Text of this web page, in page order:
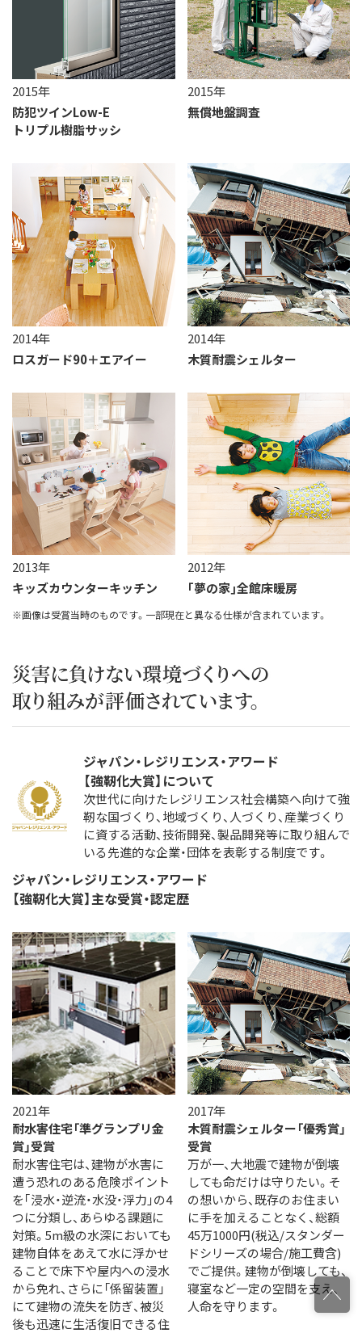
2015年
防犯ツインLow-E
トリプル樹脂サッシ
2015年
無償地盤調査
2014年
ロスガード90＋エアイー
2014年
木質耐震シェルター
2013年
キッズカウンターキッチン
2012年
｢夢の家｣全館床暖房
※画像は受賞当時のものです。一部現在と異なる仕様が含まれています。
ジャパン・レジリエンス・アワード
【強靭化大賞】について
次世代に向けたレジリエンス社会構築へ向けて強
靭な国づくり、地域づくり、人づくり、産業づくり
に資する活動、技術開発、製品開発等に取り組んで
いる先進的な企業・団体を表彰する制度です。
ジャパン・レジリエンス・アワード
【強靭化大賞】主な受賞・認定歴
2021年​
耐水害住宅「準グランプリ金
賞」受賞​
耐水害住宅は、建物が水害に
遭う恐れのある危険ポイント
を｢浸水・逆流・水没・浮力｣の4
つに分類し、あらゆる課題に
対策。5m級の水深においても
建物自体をあえて水に浮かせ
ることで床下や屋内への浸水
から免れ、さらに「係留装置」
にて建物の流失を防ぎ、被災
後も迅速に生活復旧できる住
2017年
木質耐震シェルター「優秀賞」
受賞
万が一、大地震で建物が倒壊
しても命だけは守りたい。そ
の想いから、既存のお住まい
に手を加えることなく、総額
45万1000円(税込/スタンダー
ドシリーズの場合/施工費含)
でご提供。建物が倒壊しても、
寝室など一定の空間を支え、
人命を守ります。